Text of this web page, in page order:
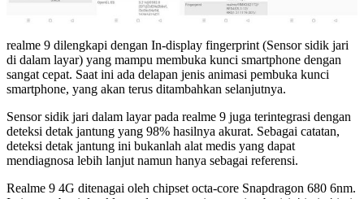
realme 9 dilengkapi dengan In-display fingerprint (Sensor sidik jari
di dalam layar) yang mampu membuka kunci smartphone dengan
sangat cepat. Saat ini ada delapan jenis animasi pembuka kunci
smartphone, yang akan terus ditambahkan selanjutnya.
Sensor sidik jari dalam layar pada realme 9 juga terintegrasi dengan
deteksi detak jantung yang 98% hasilnya akurat. Sebagai catatan,
deteksi detak jantung ini bukanlah alat medis yang dapat
mendiagnosa lebih lanjut namun hanya sebagai referensi.
Realme 9 4G ditenagai oleh chipset octa-core Snapdragon 680 6nm.